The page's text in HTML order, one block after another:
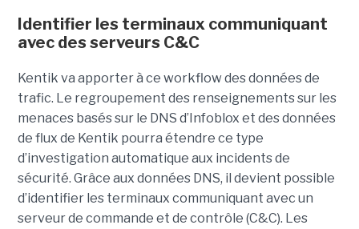
Identifier les terminaux communiquant
avec des serveurs C&C
Kentik va apporter à ce workflow des données de
trafic. Le regroupement des renseignements sur les
menaces basés sur le DNS d’Infoblox et des données
de flux de Kentik pourra étendre ce type
d’investigation automatique aux incidents de
sécurité. Grâce aux données DNS, il devient possible
d’identifier les terminaux communiquant avec un
serveur de commande et de contrôle (C&C). Les